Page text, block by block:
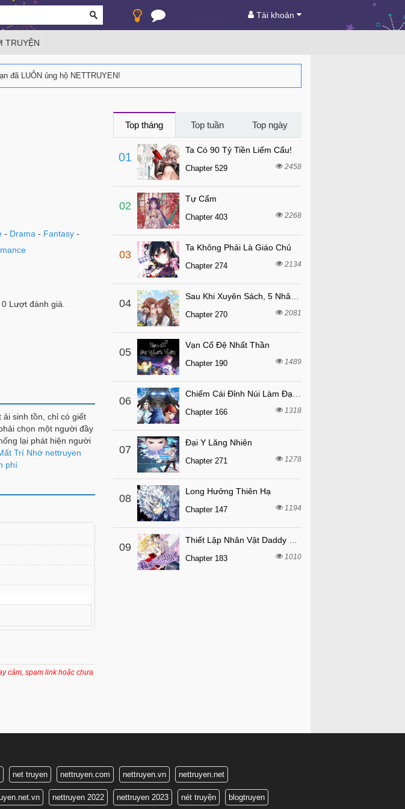
Tài khoản
TRUYỆN
đã LUÔN ủng hộ NETTRUYEN!
- Drama - Fantasy -
0Lượt đánh giá.
ải sinh tồn, chỉ có giết
chọn một người đầy
lại phát hiện người
xông pha trong thế
Tôi rốt cuộc… là ai?
Trí Nhớ nettruyen
phí
cảm, spam link hoặc chưa
Top tháng Top tuần Top ngày
01
Ta Có 90 Tỷ Tiền Liếm Cẩu!
Chapter 529 2458
02
Tự Cẩm
Chapter 403 2268
03
Ta Không Phải Là Giáo Chủ
Chapter 274 2134
04
Chapter 270 2081
05
Vạn Cổ Đệ Nhất Thần
Chapter 190 1489
06
Chapter 166 1318
07
Đại Y Lăng Nhiên
Chapter 271 1278
08
Long Hưởng Thiên Hạ
Chapter 147 1194
09
Chapter 183 1010
net truyen nettruyen.com nettruyen.vn nettruyen.net
nettruyen 2022 nettruyen 2023 nét truyện blogtruyen